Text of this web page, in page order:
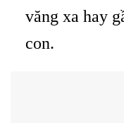
văng xa hay
con.